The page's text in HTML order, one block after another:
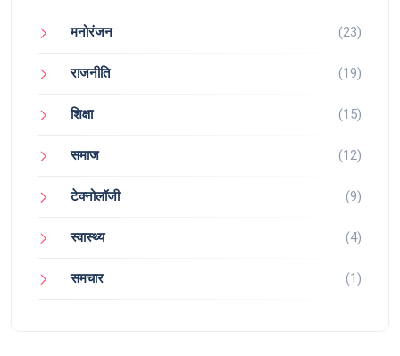
मनोरंजन (23)
राजनीति (19)
शिक्षा (15)
समाज (12)
टेक्नोलॉजी (9)
स्वास्थ्य (4)
समचार (1)